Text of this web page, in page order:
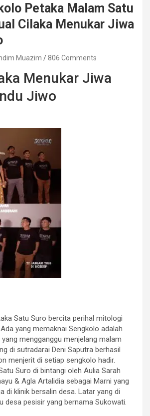
Petaka Malam Satu
Cilaka Menukar Jiwa
Muazim 806 Comments
Menukar Jiwa
Jiwo
Satu Suro bercita perihal mitologi
yang memaknai Sengkolo adalah
mengganggu menjelang malam
di sutradarai Deni Saputra berhasil
menjerit di setiap sengkolo hadir.
Suro di bintangi oleh Aulia Sarah
& Agla Artalidia sebagai Marni yang
di klinik bersalin desa. Latar yang di
desa pesisir yang bernama Sukowati.